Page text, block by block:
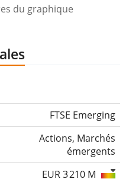
du graphique
FTSE Emerging
Actions, Marchés
émergents
EUR 3 210 M